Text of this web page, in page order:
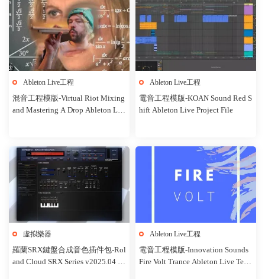
Ableton Live工程
混音工程模版-Virtual Riot Mixing
and Mastering A Drop Ableton Liv
Ableton Live工程
電音工程模版-KOAN Sound Red S
hift Ableton Live Project File
虛拟樂器
羅蘭SRX鍵盤合成音色插件包-Rol
and Cloud SRX Series v2025.04 M
Ableton Live工程
電音工程模版-Innovation Sounds
Fire Volt Trance Ableton Live Tem